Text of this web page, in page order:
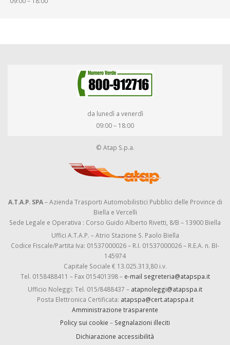
da lunedì a venerdì
09:00 – 18:00
© Atap S.p.a.
A.T.A.P. SPA– Azienda Trasporti Automobilistici Pubblici delle Province di
Biella e Vercelli
Sede Legale e Operativa : Corso Guido Alberto Rivetti, 8/B – 13900 Biella
Uffici A.T.A.P. – Atrio Stazione S. Paolo Biella
Codice Fiscale/Partita Iva: 01537000026 – R.I. 01537000026 – R.E.A. n. BI-
145974
Capitale Sociale € 13.025.313,80 i.v.
Tel. 0158488411 – Fax 015401398 – e-mail segreteria@atapspa.it
Ufficio Noleggi: Tel. 015/8488437 – atapnoleggi@atapspa.it
Posta Elettronica Certificata: atapspa@cert.atapspa.it
Amministrazione trasparente
Policy sui cookie – Segnalazioni illeciti
Dichiarazione accessibilità